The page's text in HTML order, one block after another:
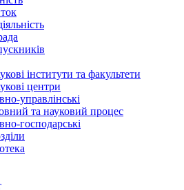
інститути та факультети
центри
управлінські
та науковий процес
господарські